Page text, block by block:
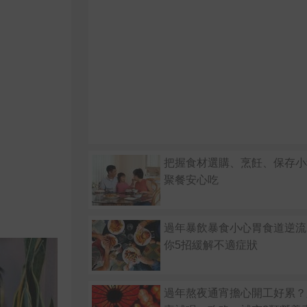
把握食材選購、烹飪、保存
聚餐安心吃
過年暴飲暴食小心胃食道逆
你5招緩解不適症狀
過年熬夜通宵擔心開工好累